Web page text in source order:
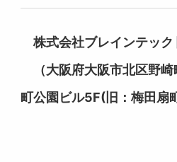
株式会社ブレインテック
（大阪府大阪市北区野
町公園ビル5F(旧：梅田扇